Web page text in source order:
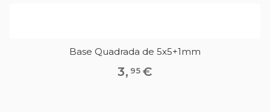
Base Quadrada de 5x5+1mm
3, 95 €